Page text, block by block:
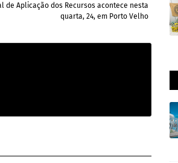
de Aplicação dos Recursos acontece nesta
quarta, 24, em Porto Velho